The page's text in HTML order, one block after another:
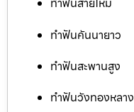
ทำฟันคันนายาว
ทำฟันสะพานสูง
ทำฟันวังทองหลาง